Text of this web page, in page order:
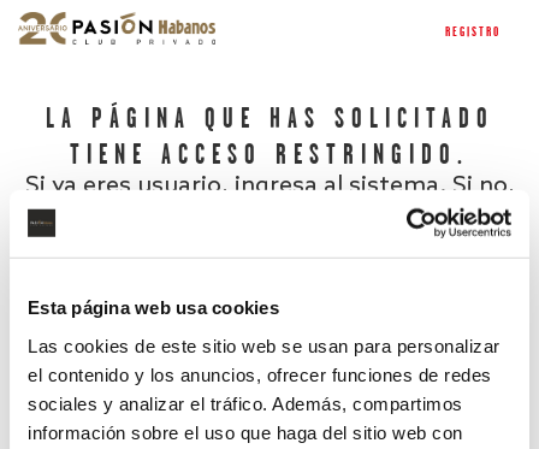
Esta página web usa cookies
Las cookies de este sitio web se usan para personalizar
el contenido y los anuncios, ofrecer funciones de redes
sociales y analizar el tráfico. Además, compartimos
información sobre el uso que haga del sitio web con
REGISTRO
LA PÁGINA QUE HAS SOLICITADO
TIENE ACCESO RESTRINGIDO.
Si ya eres usuario, ingresa al sistema. Si no,